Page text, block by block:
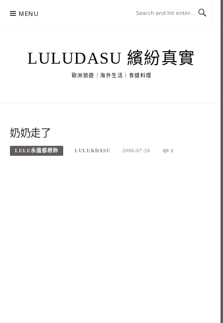
MENU
LULUDASU 繽紛真實
歐洲旅遊｜海外生活｜食譜料理
奶奶走了
LULU永遠都想妳 LULU&DASU 2006-07-26 1